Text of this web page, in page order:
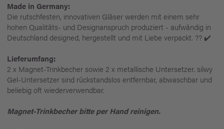
Made in Germany:
Die rutschfesten, innovativen Gläser werden mit einem sehr
hohen Qualitäts- und Designanspruch produziert - aufwändig in
Deutschland designed, hergestellt und mit Liebe verpackt. ?? ✔️
Lieferumfang:
2 x Magnet-Trinkbecher sowie 2 x metallische Untersetzer. silwy
Gel-Untersetzer sind rückstandslos entfernbar, abwaschbar und
beliebig oft wiederverwendbar.
Magnet-Trinkbecher bitte per Hand reinigen.